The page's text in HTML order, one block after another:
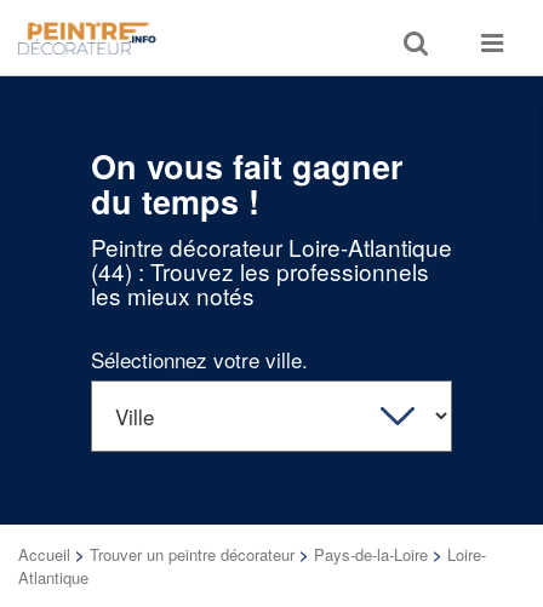
Toggle
search
Toggle
On vous fait gagner
du temps !
Peintre décorateur Loire-Atlantique
(44) : Trouvez les professionnels
les mieux notés
Sélectionnez votre ville.
Accueil > Trouver un peintre décorateur > Pays-de-la-Loire > Loire-
Atlantique